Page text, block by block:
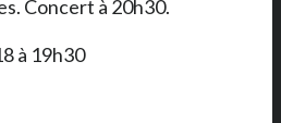
Concert à 20h30.
à 19h30